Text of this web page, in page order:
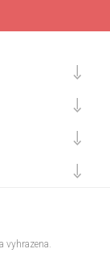
vyhrazena.